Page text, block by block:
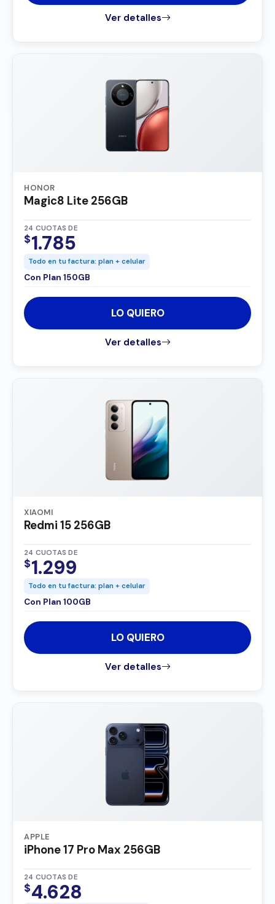
Ver detalles
HONOR
Magic8 Lite 256GB
24 CUOTAS DE
$1.785
Todo en tu factura: plan + celular
Con Plan 150GB
LO QUIERO
Ver detalles
XIAOMI
Redmi 15 256GB
24 CUOTAS DE
$1.299
Todo en tu factura: plan + celular
Con Plan 100GB
LO QUIERO
Ver detalles
APPLE
iPhone 17 Pro Max 256GB
24 CUOTAS DE
$4.628